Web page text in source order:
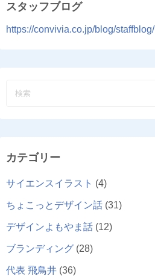
スタッフブログ
https://convivia.co.jp/blog/staffblog/
カテゴリー
サイエンスイラスト (4)
ちょこっとデザイン話 (31)
デザインよもやま話 (12)
ブランディング (28)
代表 飛鳥井 (36)